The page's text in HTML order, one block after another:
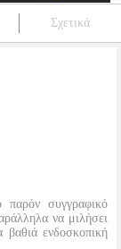
Σχετικά
παρόν συγγραφικό
να μιλήσει
βαθιά ενδοσκοπική